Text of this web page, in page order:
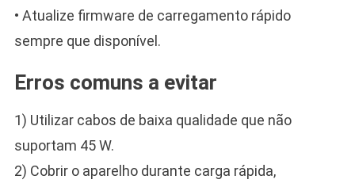
• Atualize firmware de carregamento rápido
sempre que disponível.
Erros comuns a evitar
1) Utilizar cabos de baixa qualidade que não
suportam 45 W.
2) Cobrir o aparelho durante carga rápida,